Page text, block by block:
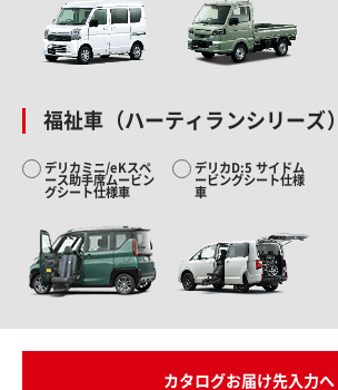
福祉車（ハーティランシリーズ）
デリカミニ/eKスペ
ース助手席ムービン
グシート仕様車
デリカD:5 サイドム
ービングシート仕様
車
カタログお届け先入力へ